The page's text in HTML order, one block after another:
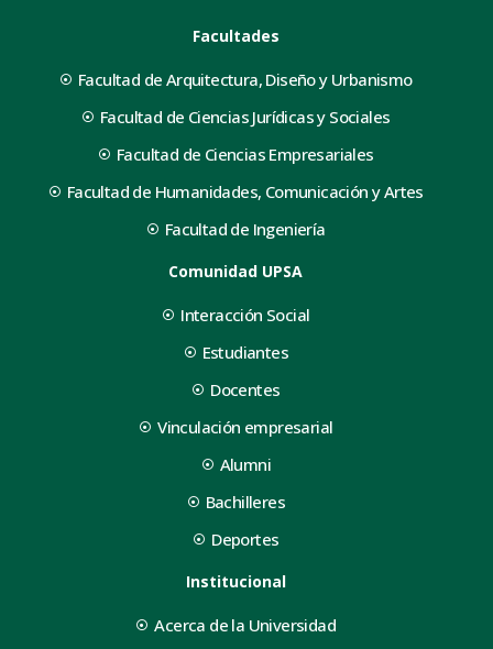
Facultades
Facultad de Arquitectura, Diseño y Urbanismo
Facultad de Ciencias Jurídicas y Sociales
Facultad de Ciencias Empresariales
Facultad de Humanidades, Comunicación y Artes
Facultad de Ingeniería
Comunidad UPSA
Interacción Social
Estudiantes
Docentes
Vinculación empresarial
Alumni
Bachilleres
Deportes
Institucional
Acerca de la Universidad